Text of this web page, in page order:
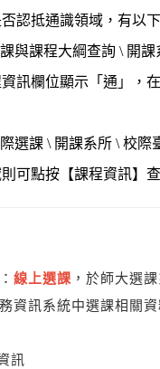
認抵通識領域，有以
與課程大綱查詢 \ 開
訊欄位顯示「通」，
選課 \ 開課系所 \ 校際
可點按【課程資訊】查
：線上選課 ，於師大選
務資訊系統中選課相關
訊